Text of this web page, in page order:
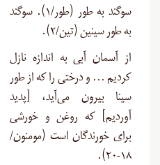
سوگند به طور (طور/۱). سوگند
به طور سینین (تین/۲).
از آسمان آبی به اندازه نازل
کردیم … و درختی را که از طور
سینا بیرون می‌آید، [پدید
آوردیم] که روغن و خورشی
برای خورندگان است (مومنون/
۱۸-۲۰).